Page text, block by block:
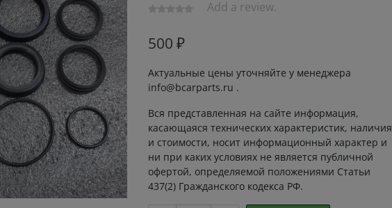
Add a review.
500 ₽
Актуальные цены уточняйте у менеджера
info@bcarparts.ru .
Вся представленная на сайте информация,
касающаяся технических характеристик, наличия
и стоимости, носит информационный характер и
ни при каких условиях не является публичной
офертой, определяемой положениями Статьи
437(2) Гражданского кодекса РФ.